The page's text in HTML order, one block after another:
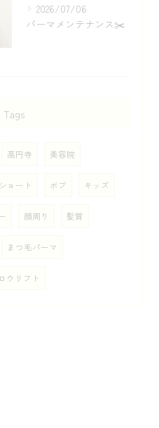
2026/07/06
パーマメンテナンス✂️
Tags
高円寺 美容院
ショート ボブ キッズ
顔周り 髪質
まつ毛パーマ
ウリフト